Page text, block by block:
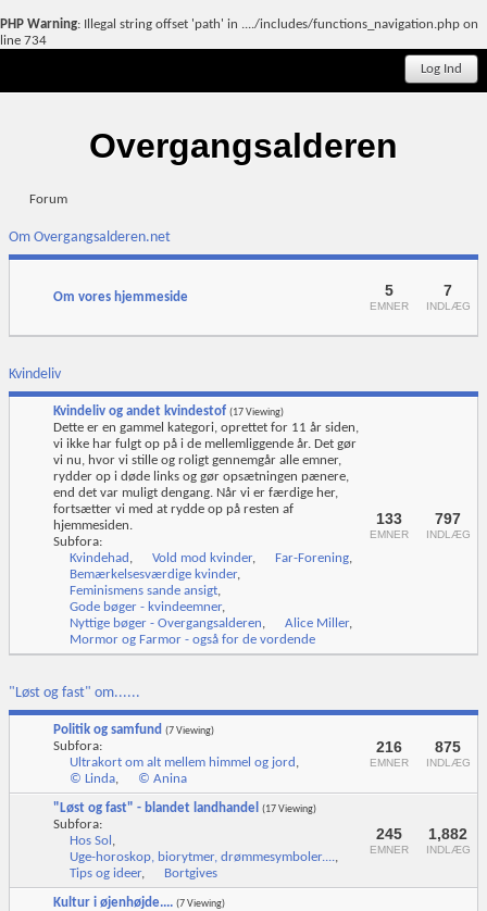
PHP Warning: Illegal string offset 'path' in ..../includes/functions_navigation.php on
line 734
Log Ind
Overgangsalderen
Forum
Om Overgangsalderen.net
Om vores hjemmeside 5
EMNER
7
INDLÆG
Kvindeliv
Kvindeliv og andet kvindestof (17 Viewing)
Dette er en gammel kategori, oprettet for 11 år siden,
vi ikke har fulgt op på i de mellemliggende år. Det gør
vi nu, hvor vi stille og roligt gennemgår alle emner,
rydder op i døde links og gør opsætningen pænere,
end det var muligt dengang. Når vi er færdige her,
fortsætter vi med at rydde op på resten af
hjemmesiden.
Subfora:
Kvindehad , Vold mod kvinder, Far-Forening,
Bemærkelsesværdige kvinder,
Feminismens sande ansigt,
Gode bøger - kvindeemner,
Nyttige bøger - Overgangsalderen, Alice Miller,
Mormor og Farmor - også for de vordende
133
EMNER
797
INDLÆG
"Løst og fast" om......
Politik og samfund (7 Viewing)
Subfora:
Ultrakort om alt mellem himmel og jord ,
© Linda, © Anina
216
EMNER
875
INDLÆG
"Løst og fast" - blandet landhandel (17 Viewing)
Subfora:
Hos Sol ,
Uge-horoskop, biorytmer, drømmesymboler....,
Tips og ideer, Bortgives
245
EMNER
1,882
INDLÆG
Kultur i øjenhøjde.... (7 Viewing)